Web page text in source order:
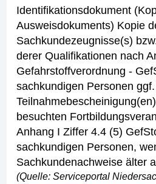
Identifikationsdokument
Ausweisdokuments) Kopie
Sachkundezeugnisse(s)
derer Qualifikationen nach
Gefahrstoffverordnung -
sachkundigen Personen
besuchten
Anhang I Ziffer 4.4 (5)
sachkundigen Personen,
Sachkundenachweise älter
(Quelle: Serviceportal